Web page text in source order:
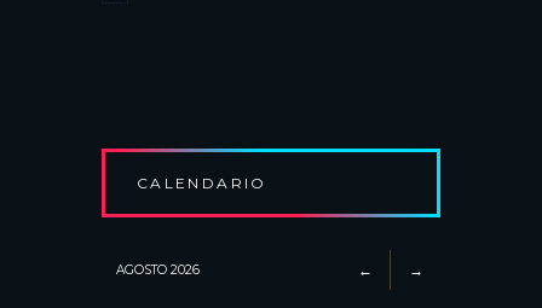
CALENDARIO
AGOSTO 2026